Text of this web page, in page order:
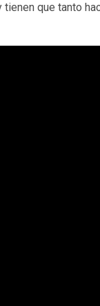
que tanto